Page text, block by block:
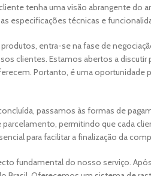
tenha uma visão abrangente do
especificações técnicas e
entra-se na fase de
clientes. Estamos abertos a
Portanto, é uma oportunidade
passamos às formas de
permitindo que cada
para facilitar a finalização da
fundamental do nosso serviço.